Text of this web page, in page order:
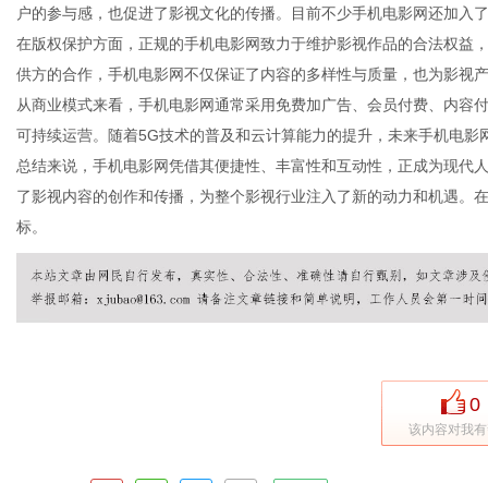
户的参与感，也促进了影视文化的传播。目前不少手机电影网还加入
在版权保护方面，正规的手机电影网致力于维护影视作品的合法权益
供方的合作，手机电影网不仅保证了内容的多样性与质量，也为影视
从商业模式来看，手机电影网通常采用免费加广告、会员付费、内容
可持续运营。随着5G技术的普及和云计算能力的提升，未来手机电
总结来说，手机电影网凭借其便捷性、丰富性和互动性，正成为现代
了影视内容的创作和传播，为整个影视行业注入了新的动力和机遇。
标。
0
该内容对我